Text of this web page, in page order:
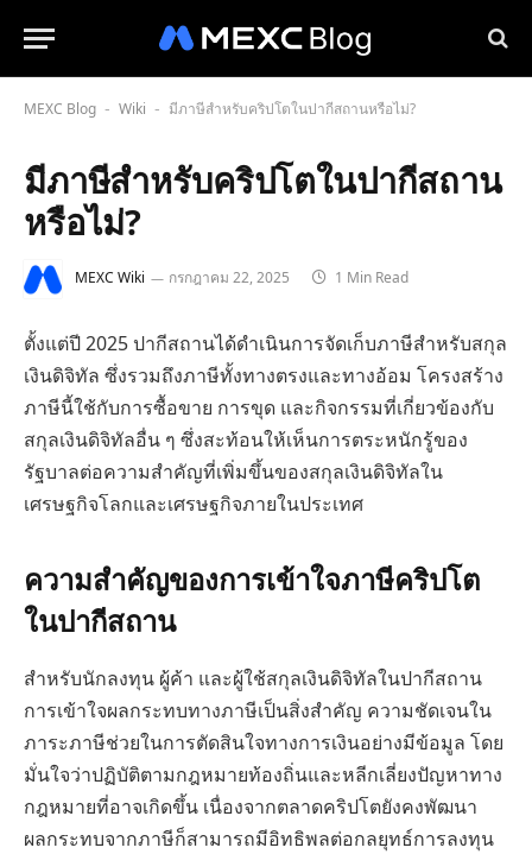
MEXC Blog - Wiki - มีภาษีสำหรับคริปโตในปากีสถานหรือไม่?
มีภาษีสำหรับคริปโตในปากีสถาน
หรือไม่?
MEXC Wiki กรกฎาคม 22, 2025 1 Min Read
ตั้งแต่ปี 2025 ปากีสถานได้ดำเนินการจัดเก็บภาษีสำหรับสกุล
เงินดิจิทัล ซึ่งรวมถึงภาษีทั้งทางตรงและทางอ้อม โครงสร้าง
ภาษีนี้ใช้กับการซื้อขาย การขุด และกิจกรรมที่เกี่ยวข้องกับ
สกุลเงินดิจิทัลอื่น ๆ ซึ่งสะท้อนให้เห็นการตระหนักรู้ของ
รัฐบาลต่อความสำคัญที่เพิ่มขึ้นของสกุลเงินดิจิทัลใน
เศรษฐกิจโลกและเศรษฐกิจภายในประเทศ
ความสำคัญของการเข้าใจภาษีคริปโต
ในปากีสถาน
สำหรับนักลงทุน ผู้ค้า และผู้ใช้สกุลเงินดิจิทัลในปากีสถาน
การเข้าใจผลกระทบทางภาษีเป็นสิ่งสำคัญ ความชัดเจนใน
ภาระภาษีช่วยในการตัดสินใจทางการเงินอย่างมีข้อมูล โดย
มั่นใจว่าปฏิบัติตามกฎหมายท้องถิ่นและหลีกเลี่ยงปัญหาทาง
กฎหมายที่อาจเกิดขึ้น เนื่องจากตลาดคริปโตยังคงพัฒนา
ผลกระทบจากภาษีก็สามารถมีอิทธิพลต่อกลยุทธ์การลงทุน